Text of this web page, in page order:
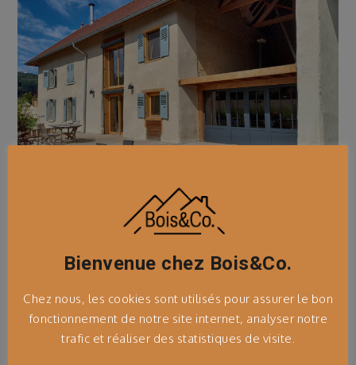
Une Verrière Personnalisée
Découvrez le savoir-faire de Bois&Co. avec ces
partenaires. La verrière s’intègre parfaitement au
bâti traditionnel et à la structure bois.
Bienvenue chez Bois&Co.
Chez nous, les cookies sont utilisés pour assurer le bon
fonctionnement de notre site internet, analyser notre
trafic et réaliser des statistiques de visite.